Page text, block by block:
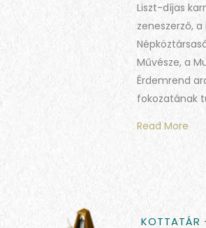
Liszt-díjas
zeneszerző,
Művésze, a
Érdemrend
fokozatának
Read More
KOTTATÁR